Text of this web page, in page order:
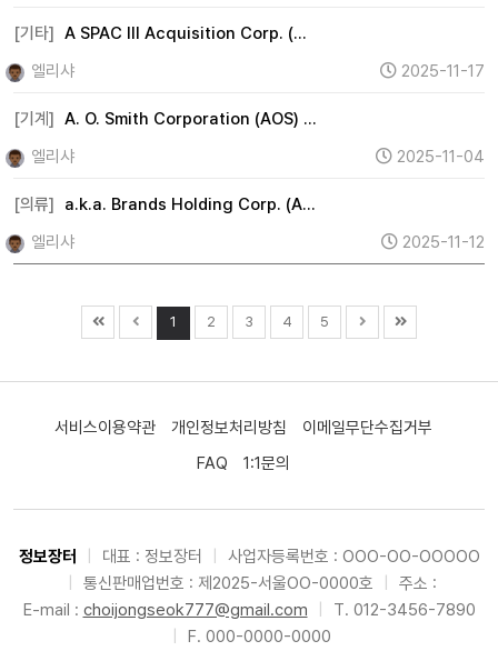
[기타] A SPAC III Acquisition Corp. (…
엘리샤
2025-11-17
[기계] A. O. Smith Corporation (AOS) …
엘리샤
2025-11-04
[의류]
a.k.a. Brands Holding Corp. (A…
엘리샤
2025-11-12
1 2 3 4 5
서비스이용약관 개인정보처리방침
이메일무단수집거부
FAQ
1:1문의
정보장터 대표 : 정보장터
사업자등록번호 : OOO-OO-OOOOO
통신판매업번호 : 제2025-서울OO-0000호
주소 :
E-mail : choijongseok777@gmail.com
T. 012-3456-7890
F. 000-0000-0000